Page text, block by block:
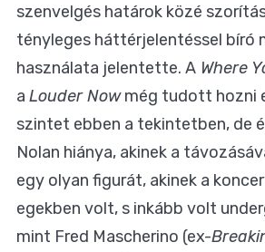
szenvelgés határok közé
tényleges háttérjelentéssel bíró
használata jelentette. A Where
a Louder Nowmég tudott hozni
szintet ebben a tekintetben, de
Nolan hiánya, akinek a
egy olyan figurát, akinek a
egekben volt, s inkább volt
mint Fred Mascherino (ex-